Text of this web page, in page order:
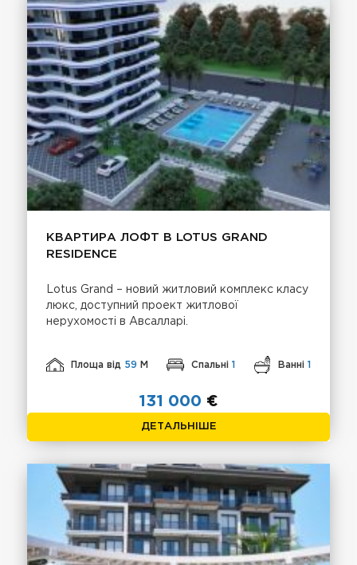
КВАРТИРА ЛОФТ В LOTUS GRAND
RESIDENCE
Lotus Grand – новий житловий комплекс класу
люкс, доступний проект житлової
нерухомості в Авсалларі.
Площа від 59 М Спальні 1 Ванні 1
131 000 €
ДЕТАЛЬНІШЕ